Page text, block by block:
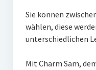
Gravur
Ringgröße
Sie können
wählen, diese
unterschiedlichen
Mit Charm Sam,